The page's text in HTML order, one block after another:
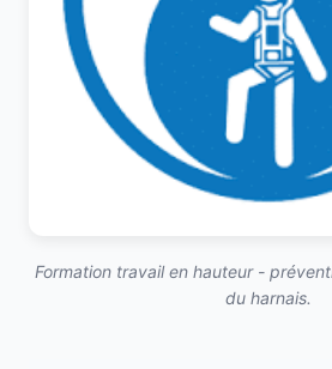
Formation travail en hauteur -
du harnais.